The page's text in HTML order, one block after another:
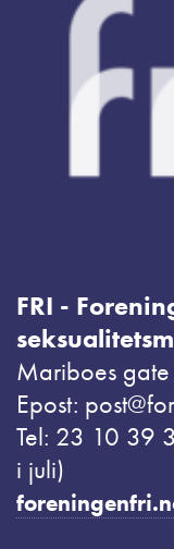
FRI -
Mariboes
Epost:
Tel: 23 10 39
i juli)